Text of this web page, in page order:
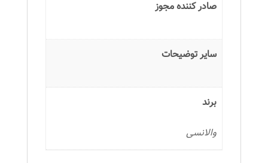
صادر کننده مجوز
سایر توضیحات
برند
والانسی